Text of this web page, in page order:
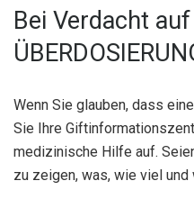
Bei Verdacht auf
Wenn Sie glauben, dass
Sie Ihre
medizinische Hilfe auf.
zu zeigen, was, wie viel